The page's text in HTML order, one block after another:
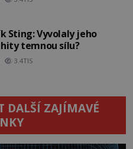
Sting: Vyvolaly jeho
temnou sílu?
3.4TIS
DALŠÍ ZAJÍMAVÉ